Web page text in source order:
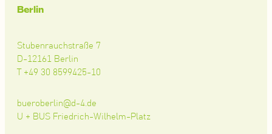
Berlin
Stubenrauchstraße 7
D-12161 Berlin
T +49 30 8599425-10
bueroberlin@d-4.de
U + BUS Friedrich-Wilhelm-Platz